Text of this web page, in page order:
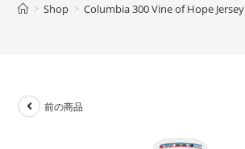
> Shop > Columbia 300 Vine of Hope Jersey
前の商品